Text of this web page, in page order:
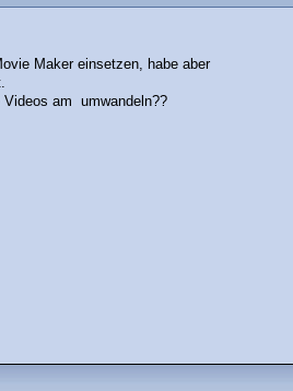
Maker einsetzen, habe aber
Videos amumwandeln??